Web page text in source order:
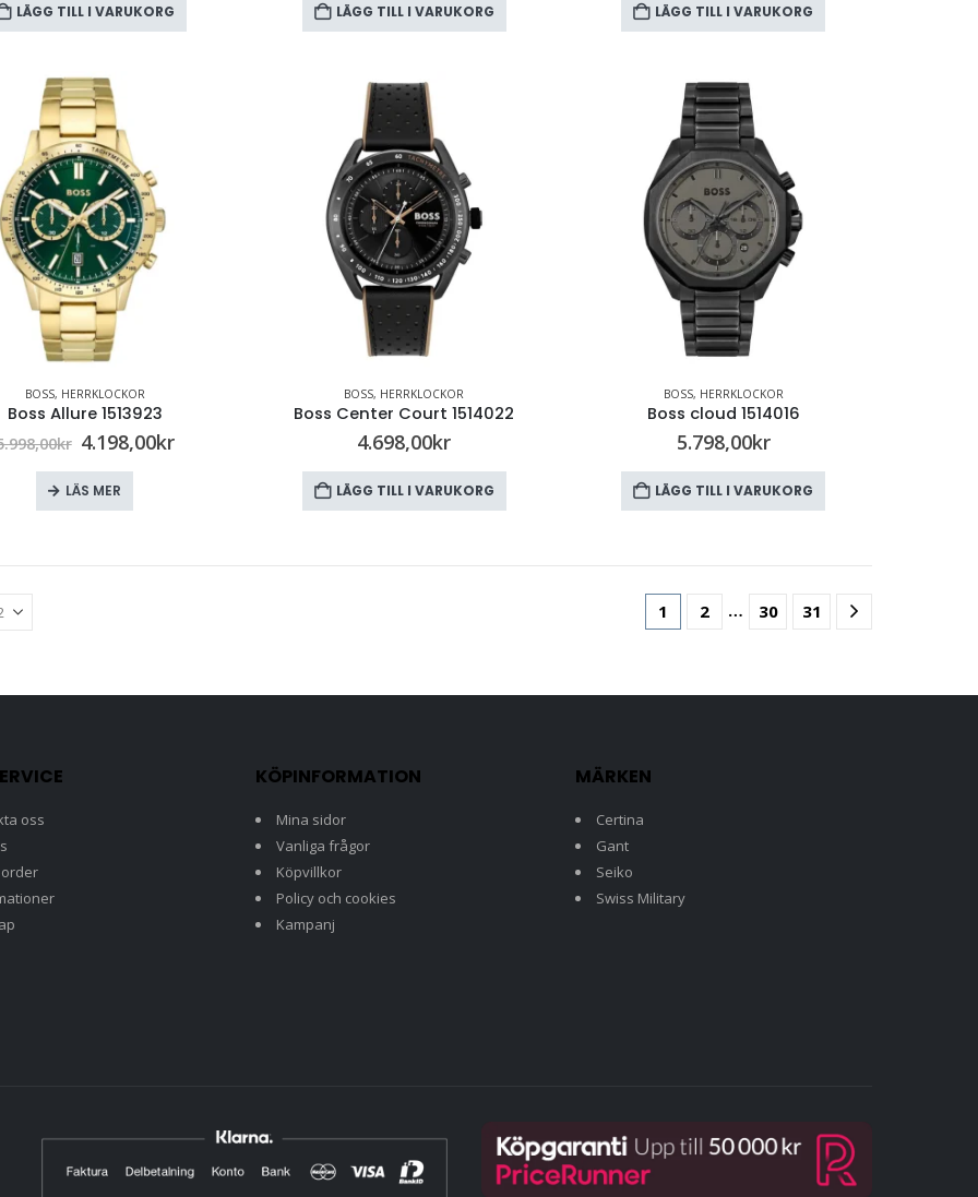
LÄGG TILL I VARUKORG LÄGG TILL I VARUKORG LÄGG TILL I VARUKORG
BOSS, HERRKLOCKOR
Boss Allure 1513923
kr 4.198,00kr
LÄS MER
BOSS, HERRKLOCKOR
Boss Center Court 1514022
4.698,00kr
LÄGG TILL I VARUKORG
BOSS, HERRKLOCKOR
Boss cloud 1514016
5.798,00kr
LÄGG TILL I VARUKORG
1 2 … 30 31
oss
KÖPINFORMATION
Mina sidor
Vanliga frågor
Köpvillkor
Policy och cookies
Kampanj
MÄRKEN
Certina
Gant
Seiko
Swiss Military